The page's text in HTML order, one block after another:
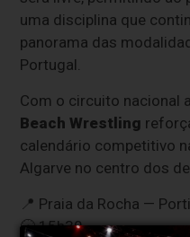
uma disciplina que
panorama das
Portugal.
Com o circuito nacional
Beach Wrestling
calendário competitivo
Algarve no centro dos
📍 Praia da Rocha —
🕞 15h30